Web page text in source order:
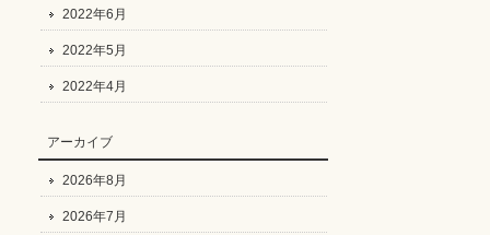
2022年6月
2022年5月
2022年4月
アーカイブ
2026年8月
2026年7月